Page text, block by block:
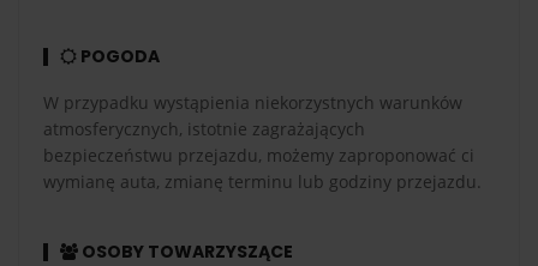
POGODA
W przypadku wystąpienia niekorzystnych warunków
atmosferycznych, istotnie zagrażających
bezpieczeństwu przejazdu, możemy zaproponować ci
wymianę auta, zmianę terminu lub godziny przejazdu.
OSOBY TOWARZYSZĄCE